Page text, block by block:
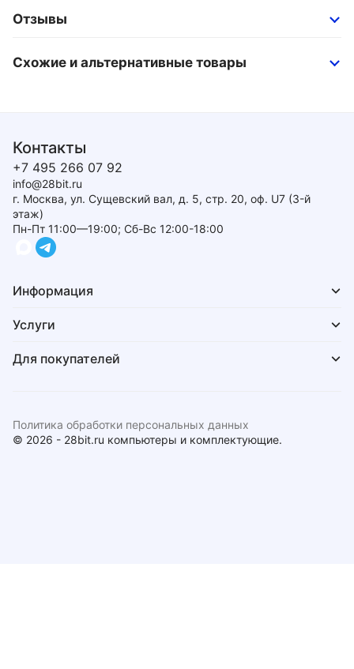
Отзывы
Схожие и альтернативные товары
Контакты
+7 495 266 07 92
info@28bit.ru
г. Москва, ул. Сущевский вал, д. 5, стр. 20, оф. U7 (3-й
этаж)
Пн-Пт 11:00—19:00; Сб-Вс 12:00-18:00
Информация
Услуги
Для покупателей
© 2026 - 28bit.ru компьютеры и комплектующие.
Политика обработки персональных данных